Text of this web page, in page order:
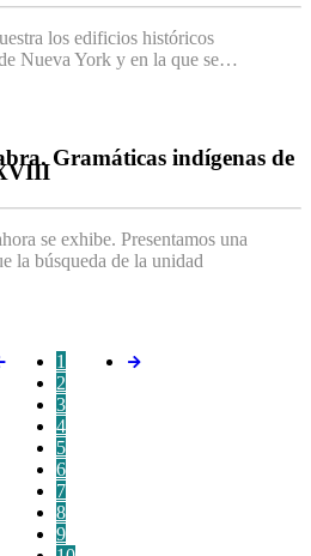
los edificios históricos
Nueva York y en la que se…
Gramáticas indígenas de
se exhibe. Presentamos una
la búsqueda de la unidad
1
2
3
4
5
6
7
8
9